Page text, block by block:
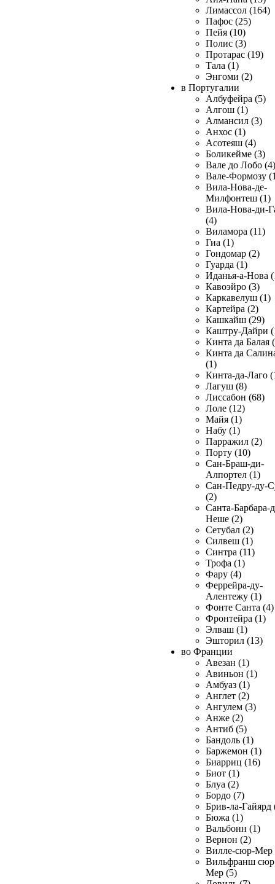
Лимассол (164)
Пафос (25)
Пейя (10)
Полис (3)
Протарас (19)
Тала (1)
Энгоми (2)
в Португалии
Албуфейра (5)
Алгош (1)
Алмансил (3)
Анхос (1)
Асотеяш (4)
Боликейме (3)
Вале до Лобо (4)
Вале-Формозу
Вила-Нова-де-
Милфонтеш (1)
Вила-Нова-ди-
(4)
Виламора (11)
Гиа (1)
Гондомар (2)
Гуарда (1)
Иданья-а-Нова
Кавоэйро (3)
Каркавелуш (1)
Картейра (2)
Кашкайш (29)
Каштру-Дайри
Кинта да Балая
Кинта да
(1)
Кинта-да-Лаго
Лагуш (8)
Лиссабон (68)
Лоле (12)
Майя (1)
Набу (1)
Парражил (2)
Порту (10)
Сан-Браш-ди-
Алпортел (1)
Сан-Педру-ду-
(2)
Санта-Барбара-
Неше (2)
Сетубал (2)
Силвеш (1)
Синтра (11)
Трофа (1)
Фару (4)
Феррейра-ду-
Алентежу (1)
Фонте Санта (4)
Фронтейра (1)
Элваш (1)
Эшторил (13)
во Франции
Авезан (1)
Авиньон (1)
Амбуаз (1)
Англет (2)
Ангулем (3)
Анже (2)
Антиб (5)
Бандоль (1)
Баржемон (1)
Биарриц (16)
Биот (1)
Блуа (2)
Бордо (7)
Брив-ла-Гайярд
Бюжа (1)
Вальбонн (1)
Вернон (2)
Вилле-сюр-Мер
Вильфранш сюр
Мер (5)